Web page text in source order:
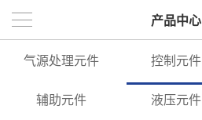
产品中心
气源处理元件 控制元件
辅助元件 液压元件